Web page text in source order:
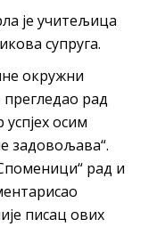
је учитељица
супруга.
окружни
рад
осим
задовољава“.
рад и
писац ових